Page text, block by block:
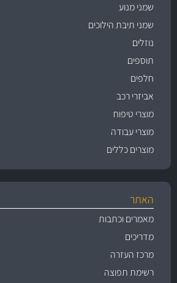
שמני מנוע
שמני תיבת הילוכים
נוזלים
תוספים
חלפים
אביזרי רכב
מוצרי טיפוח
מוצרי עבודה
מוצרים כללים
האתר
מאמרים וכתבות
מדריכים
מרכז העזרה
רשימת תפוצה